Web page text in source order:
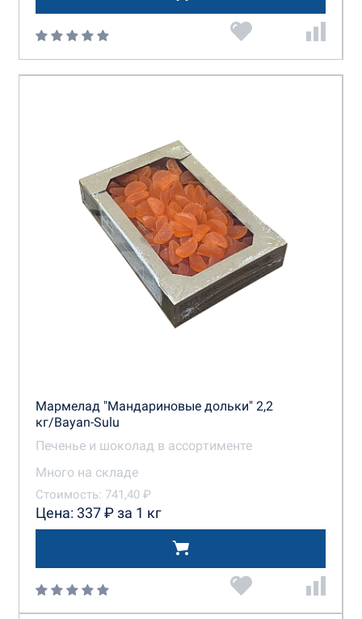
Мармелад "Мандариновые дольки" 2,2
кг/Bayan-Sulu
Печенье и шоколад в ассортименте
Много на складе
Стоимость: 741,40 ₽
Цена: 337 ₽ за 1 кг